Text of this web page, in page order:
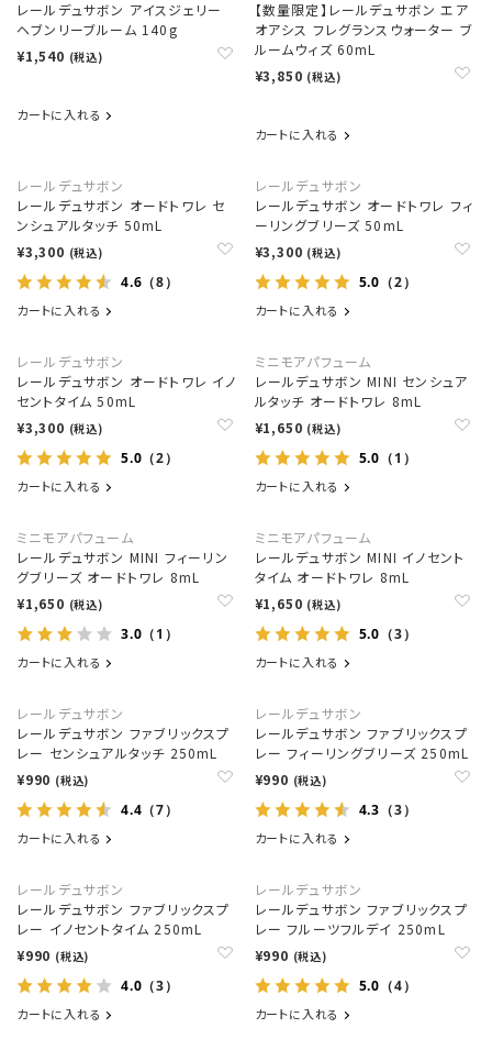
レールデュサボン アイスジェリー
ヘブンリーブルーム 140g
¥1,540 (税込)
カートに入れる
【数量限定】レールデュサボン エア
オアシス フレグランスウォーター ブ
ルームウィズ 60mL
¥3,850 (税込)
カートに入れる
レールデュサボン
レールデュサボン オードトワレ セ
ンシュアルタッチ 50mL
¥3,300 (税込)
4.6 （8）
カートに入れる
レールデュサボン
レールデュサボン オードトワレ フィ
ーリングブリーズ 50mL
¥3,300 (税込)
5.0 （2）
カートに入れる
レールデュサボン
レールデュサボン オードトワレ イノ
セントタイム 50mL
¥3,300 (税込)
5.0 （2）
カートに入れる
ミニモアパフューム
レールデュサボン MINI センシュア
ルタッチ オードトワレ 8mL
¥1,650 (税込)
5.0 （1）
カートに入れる
ミニモアパフューム
レールデュサボン MINI フィーリン
グブリーズ オードトワレ 8mL
¥1,650 (税込)
3.0 （1）
カートに入れる
ミニモアパフューム
レールデュサボン MINI イノセント
タイム オードトワレ 8mL
¥1,650 (税込)
5.0 （3）
カートに入れる
レールデュサボン
レールデュサボン ファブリックスプ
レー センシュアルタッチ 250mL
¥990 (税込)
4.4 （7）
カートに入れる
レールデュサボン
レールデュサボン ファブリックスプ
レー フィーリングブリーズ 250mL
¥990 (税込)
4.3 （3）
カートに入れる
レールデュサボン
レールデュサボン ファブリックスプ
レー イノセントタイム 250mL
¥990 (税込)
4.0 （3）
カートに入れる
レールデュサボン
レールデュサボン ファブリックスプ
レー フルーツフルデイ 250mL
¥990 (税込)
5.0 （4）
カートに入れる